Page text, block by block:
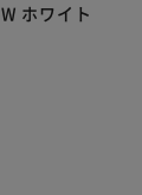
ホワイト